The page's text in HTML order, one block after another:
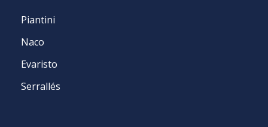
Piantini
Naco
Evaristo
Serrallés